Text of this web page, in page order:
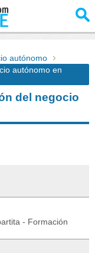
autónomo
autónomo en
del negocio
- Formación